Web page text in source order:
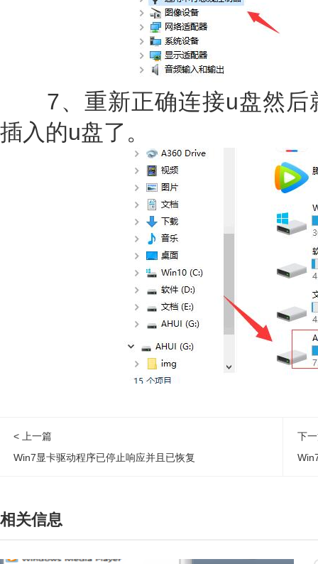
7、重新正确连接u盘然后
插入的u盘了。
< 上一篇
Win7显卡驱动程序已停止响应并且已恢复
下
相关信息